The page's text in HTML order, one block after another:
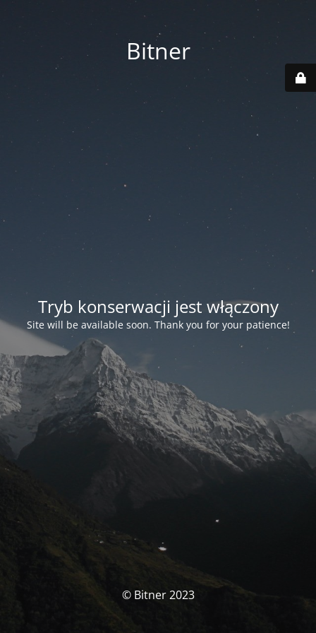
Bitner
Tryb konserwacji jest włączony
Site will be available soon. Thank you for your patience!
© Bitner 2023